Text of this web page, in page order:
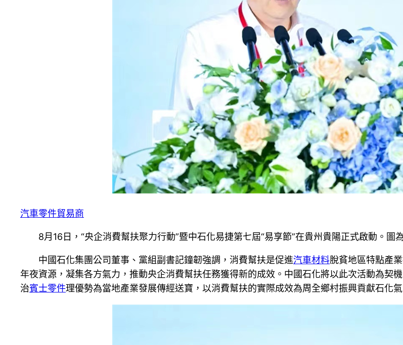
汽車零件貿易商
8月16日，“央企消費幫扶聚力行動”暨中石化易捷第七屆“易享節”在貴州貴陽正式啟動。圖
中國石化集團公司董事、黨組副書記鐘韌強調，消費幫扶是促進汽車材料脫貧地區特點產
年夜資源，凝集各方氣力，推動央企消費幫扶任務獲得新的成效。中國石化將以此次活動為契
治賓士零件理優勢為當地產業發展傳經送寶，以消費幫扶的實際成效為周全鄉村振興貢獻石化氣